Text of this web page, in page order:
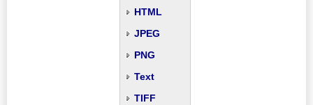
HTML
JPEG
PNG
Text
TIFF